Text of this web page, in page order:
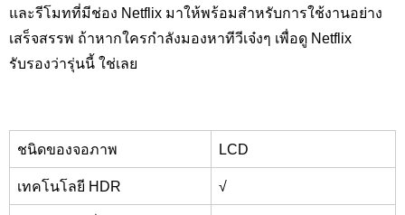
และรีโมทที่มีช่อง Netflix มาให้พร้อมสำหรับการใช้งานอย่าง
เสร็จสรรพ ถ้าหากใครกำลังมองหาทีวีเจ๋งๆ เพื่อดู Netflix
รับรองว่ารุ่นนี้ ใช่เลย
ชนิดของจอภาพ LCD
เทคโนโลยี HDR √